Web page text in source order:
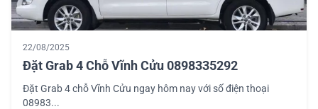
22/08/2025
Đặt Grab 4 Chỗ Vĩnh Cửu 0898335292
Đặt Grab 4 chỗ Vĩnh Cửu ngay hôm nay với số điện thoại
08983...